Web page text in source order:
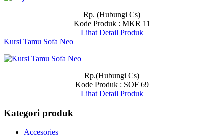
Rp. (Hubungi Cs)
Kode Produk : MKR 11
Lihat Detail Produk
Kursi Tamu Sofa Neo
Rp.(Hubungi Cs)
Kode Produk : SOF 69
Lihat Detail Produk
Kategori produk
Accesories